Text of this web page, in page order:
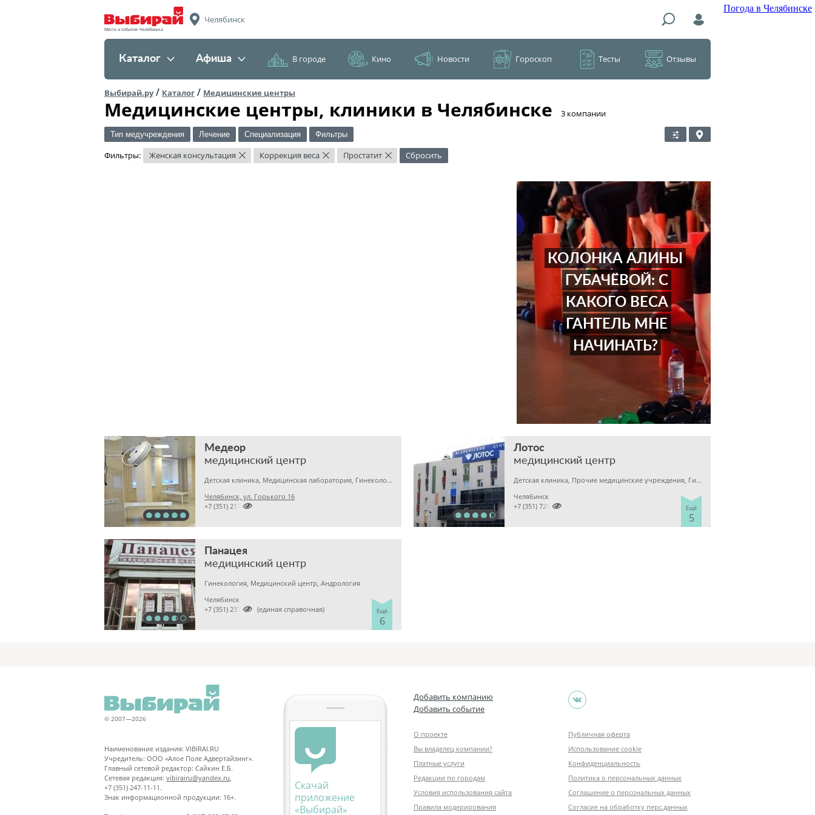
Погода в Челябинске
Места и события Челябинска
Челябинск
Каталог Афиша В городе Кино Новости Гороскоп Тесты Отзывы
Выбирай.ру/ Каталог / Медицинские центры
Медицинские центры, клиники в Челябинске ​3 компании
Тип медучреждения Лечение Специализация Фильтры
Фильтры: Женская консультация × Коррекция веса × Простатит × Сбросить
КОЛОНКА АЛИНЫ
ГУБАЧЁВОЙ: С
КАКОГО ВЕСА
ГАНТЕЛЬ МНЕ
НАЧИНАТЬ?
Медеор
медицинский центр
Детская клиника, Медицинская лаборатория, Гинекология
Челябинск, ул. Горького 16

+7 (351) 2172376
Лотос
медицинский центр
Детская клиника, Прочие медицинские учреждения, Гинекология
Ещё
5
Челябинск

+7 (351) 7298929
Панацея
медицинский центр
Гинекология, Медицинский центр, Андрология
Ещё
6
Челябинск

+7 (351) 2370682 (единая справочная)
© 2007—2026
Наименование издания: VIBIRAI.RU
Учредитель: ООО «Алое Поле Адвертайзинг».
Главный сетевой редактор: Сайкин Е.Б.
Сетевая редакция: vibirairu@yandex.ru
+7 (351) 247-11-11.
Знак информационной продукции: 16+.
Скачай
приложение
«Выбирай»
Добавить компанию
Добавить событие
О проекте
Вы владелец компании?
Платные услуги
Редакции по городам
Условия использования сайта
Правила модерирования
Публичная оферта
Использование cookie
Конфиденциальность
Политика о персональных данных
Соглашение о персональных данных
Согласие на обработку перс.данных